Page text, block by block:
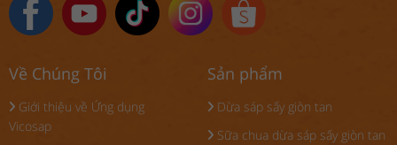
Về Chúng Tôi
Giới thiệu về Ứng dụng
Vicosap
Sản phẩm
Dừa sáp sấy giòn tan
Sữa chua dừa sáp sấy giòn tan